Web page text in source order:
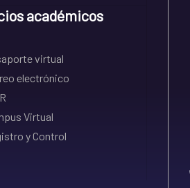
académicos
virtual
electrónico
Virtual
y Control